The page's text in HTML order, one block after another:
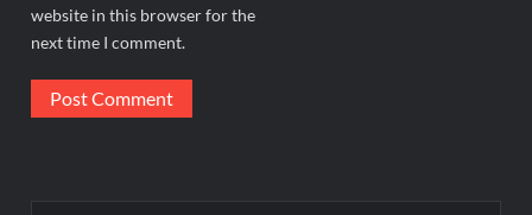
website in this browser for the
next time I comment.